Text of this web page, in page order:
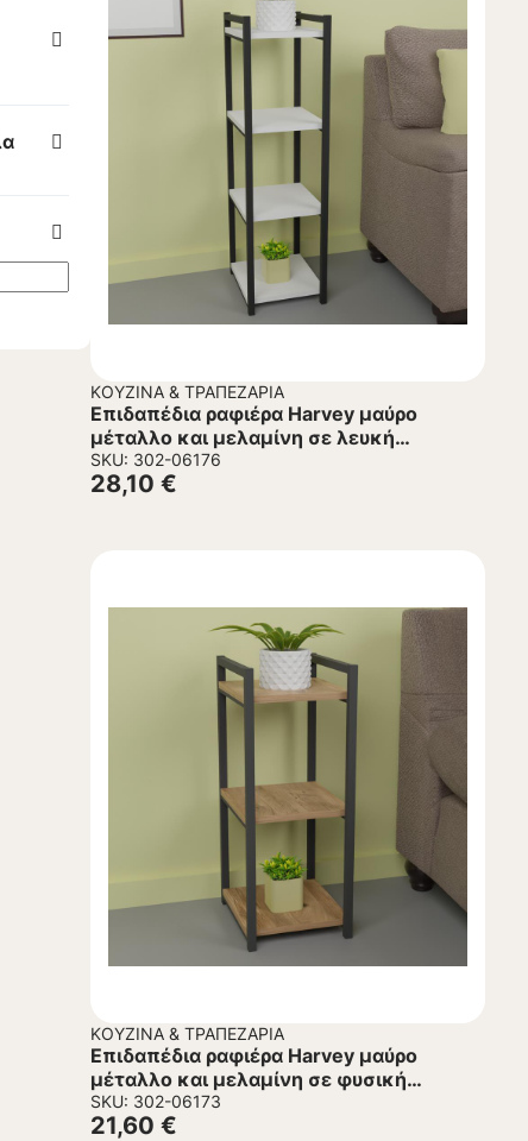
ΚΟΥΖΊΝΑ & ΤΡΑΠΕΖΑΡΊΑ
Επιδαπέδια ραφιέρα Harvey μαύρο
μέταλλο και μελαμίνη σε λευκή
απόχρωση 33x28x100εκ
SKU: 302-06176
28,10 €
ΚΟΥΖΊΝΑ & ΤΡΑΠΕΖΑΡΊΑ
Επιδαπέδια ραφιέρα Harvey μαύρο
μέταλλο και μελαμίνη σε φυσική
απόχρωση 33x28x70εκ
SKU: 302-06173
21,60 €